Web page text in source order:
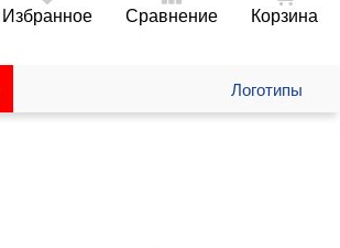
Избранное Сравнение Корзина
Логотипы